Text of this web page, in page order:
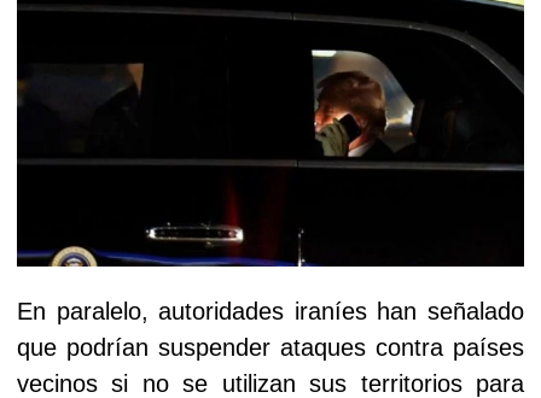
En paralelo, autoridades iraníes han señalado
que podrían suspender ataques contra países
vecinos si no se utilizan sus territorios para